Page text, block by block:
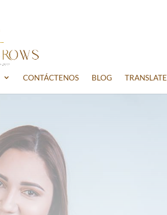
CONTÁCTENOS BLOG TRANSLATE